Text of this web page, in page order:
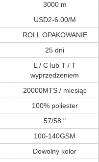
3000 m
USD2-6.00/M
ROLL OPAKOWANIE
25 dni
L / C lub T / T
wyprzedzeniem
20000MTS / miesiąc
100% poliester
57/58 "
100-140GSM
Dowolny kolor